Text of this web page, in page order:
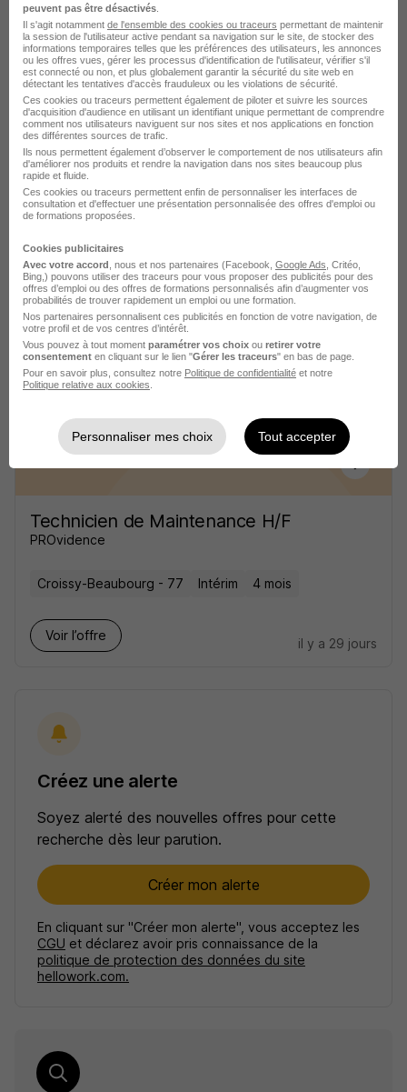
Bussy-Saint-Georges - 77 CDI
Voir l’offre
il y a 21 jours
Tension H/F
Groupe Fauché
Mitry-Mory - 77 CDI
Voir l’offre
il y a 23 jours
Technicien de Maintenance H/F
PROvidence
Croissy-Beaubourg - 77 Intérim 4 mois
Voir l’offre
il y a 29 jours
Créez une alerte
Soyez alerté des nouvelles offres pour cette
recherche dès leur parution.
Créer mon alerte
En cliquant sur "Créer mon alerte", vous acceptez les
CGU et déclarez avoir pris connaissance de la
politique de protection des données du site
hellowork.com.
peuvent pas être désactivés
Il s'agit notamment de l'ensemble des cookies ou traceurs permettant de maintenir
la session de l'utilisateur active pendant sa navigation sur le site, de stocker des
informations temporaires telles que les préférences des utilisateurs, les annonces
ou les offres vues, gérer les processus d'identification de l'utilisateur, vérifier s'il
est connecté ou non, et plus globalement garantir la sécurité du site web en
détectant les tentatives d'accès frauduleux ou les violations de sécurité.
Ces cookies ou traceurs permettent également de piloter et suivre les sources
d'acquisition d'audience en utilisant un identifiant unique permettant de comprendre
comment nos utilisateurs naviguent sur nos sites et nos applications en fonction
des différentes sources de trafic.
Ils nous permettent également d’observer le comportement de nos utilisateurs afin
d'améliorer nos produits et rendre la navigation dans nos sites beaucoup plus
rapide et fluide.
Ces cookies ou traceurs permettent enfin de personnaliser les interfaces de
consultation et d'effectuer une présentation personnalisée des offres d'emploi ou
de formations proposées.
Cookies publicitaires
Avec votre accord , nous et nos partenaires (Facebook, Google Ads , Critéo,
Bing,) pouvons utiliser des traceurs pour vous proposer des publicités pour des
offres d’emploi ou des offres de formations personnalisés afin d’augmenter vos
probabilités de trouver rapidement un emploi ou une formation.
Nos partenaires personnalisent ces publicités en fonction de votre navigation, de
votre profil et de vos centres d’intérêt.
Vous pouvez à tout moment paramétrer vos choix ou retirer votre
consentement en cliquant sur le lien "Gérer les traceurs" en bas de page.
Pour en savoir plus, consultez notre Politique de confidentialité et notre
Politique relative aux cookies
Personnaliser mes choix Tout accepter